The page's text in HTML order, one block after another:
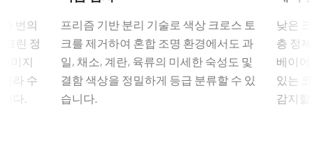
인터페이스
CoaXPress-1-Lane (PoCXP)
3xCMOS RGB
Application - Pharmaceutical inspection with Apex
cameras
Application - Food inspection with Apex cameras
JAI의 프리즘 최적화 렌즈는 다중 파장대 카메라의 서로 다른 광
학 경로와 초점 특성을 보정하기 위한 특수 설계를 적용하여 프리
즘 기술의 모든 이점을 누릴 수 있도록 합니다. JAI의 프리즘 최적
화 렌즈는 프리즘 기반 카메라에서 기대하는 선명하고 고품질의
이미지를 제공합니다.
특정 카메라 모델에 사용 가능한 렌즈에
대한 자세한 내용은 렌즈
번의
크린 정
미지
라 수
다.
프리즘 기반 분리 기술로 색상 크로스 토
크를 제거하여 혼합 조명 환경에서도 과
일, 채소, 계란, 육류의 미세한 숙성도 및
결함 색상을 정밀하게 등급 분류할 수 있
습니다.
낮은 크
층 정제
베이어
있는 코
감지할